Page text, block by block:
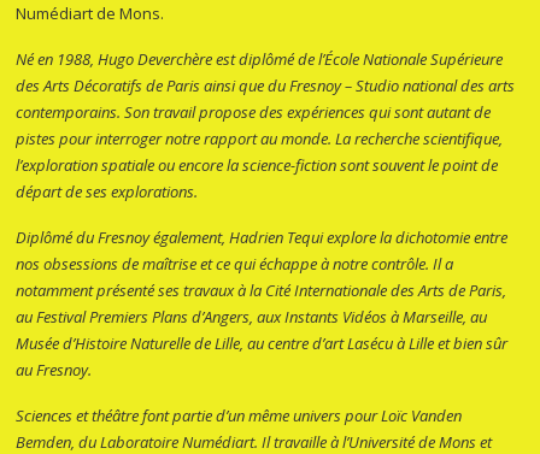
Numédiart de Mons.
Né en 1988, Hugo Deverchère est diplômé de l’École Nationale Supérieure
des Arts Décoratifs de Paris ainsi que du Fresnoy – Studio national des arts
contemporains. Son travail propose des expériences qui sont autant de
pistes pour interroger notre rapport au monde. La recherche scientifique,
l’exploration spatiale ou encore la science-fiction sont souvent le point de
départ de ses explorations.
Diplômé du Fresnoy également, Hadrien Tequi explore la dichotomie entre
nos obsessions de maîtrise et ce qui échappe à notre contrôle. Il a
notamment présenté ses travaux à la Cité Internationale des Arts de Paris,
au Festival Premiers Plans d’Angers, aux Instants Vidéos à Marseille, au
Musée d’Histoire Naturelle de Lille, au centre d’art Lasécu à Lille et bien sûr
au Fresnoy.
Sciences et théâtre font partie d’un même univers pour Loïc Vanden
Bemden, du Laboratoire Numédiart. Il travaille à l’Université de Mons et